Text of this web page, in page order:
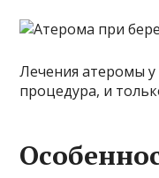
Лечения атеромы у
процедура, и